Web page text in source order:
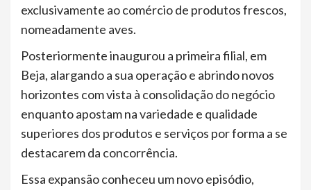
exclusivamente ao comércio de produtos frescos,
nomeadamente aves.
Posteriormente inaugurou a primeira filial, em
Beja, alargando a sua operação e abrindo novos
horizontes com vista à consolidação do negócio
enquanto apostam na variedade e qualidade
superiores dos produtos e serviços por forma a se
destacarem da concorrência.
Essa expansão conheceu um novo episódio,